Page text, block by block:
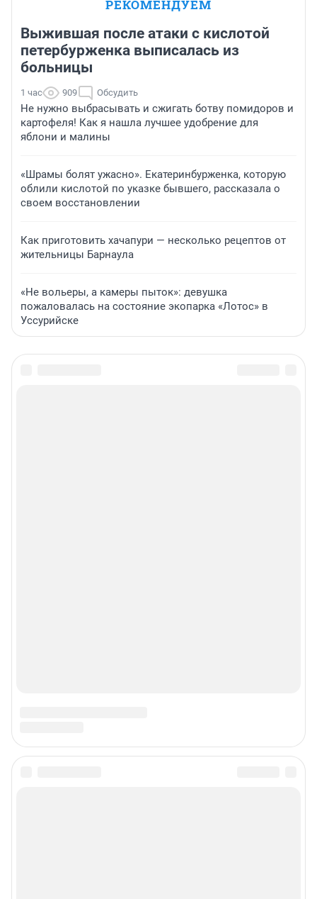
РЕКОМЕНДУЕМ
Выжившая после атаки с кислотой
петербурженка выписалась из
больницы
1 час 909 Обсудить
Не нужно выбрасывать и сжигать ботву помидоров и
картофеля! Как я нашла лучшее удобрение для
яблони и малины
«Шрамы болят ужасно». Екатеринбурженка, которую
облили кислотой по указке бывшего, рассказала о
своем восстановлении
Как приготовить хачапури — несколько рецептов от
жительницы Барнаула
«Не вольеры, а камеры пыток»: девушка
пожаловалась на состояние экопарка «Лотос» в
Уссурийске